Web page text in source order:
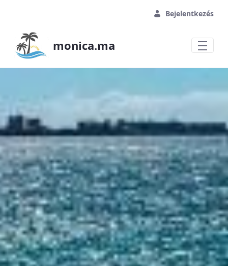
Bejelentkezés
monica.ma